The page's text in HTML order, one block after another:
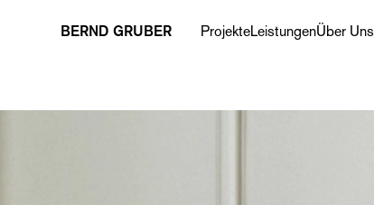
BERND GRUBER ProjekteLeistungenÜber Uns